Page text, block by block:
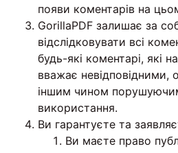
появи коментарів на
GorillaPDF залишає за
відслідковувати всі
будь-які коментарі, які
вважає невідповідними,
іншим чином
використання.
Ви гарантуєте та
Ви маєте право